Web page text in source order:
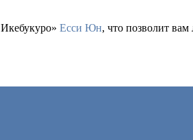
Есси Юн, что позволит